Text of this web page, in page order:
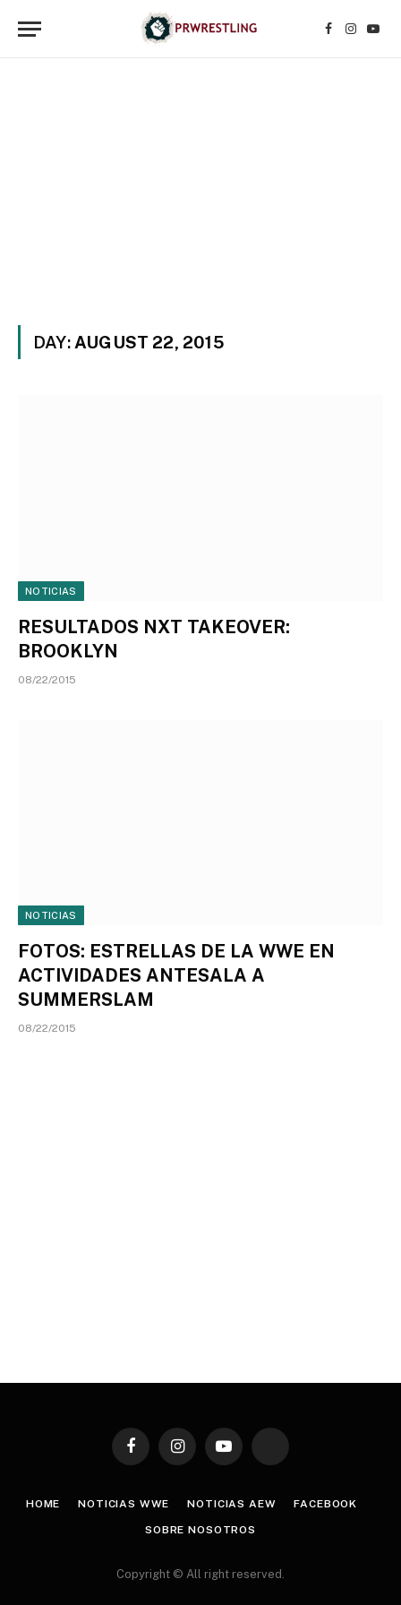
Facebook
DAY: AUGUST 22, 2015
NOTICIAS
RESULTADOS NXT TAKEOVER:
BROOKLYN
08/22/2015
NOTICIAS
FOTOS: ESTRELLAS DE LA WWE EN
ACTIVIDADES ANTESALA A
SUMMERSLAM
08/22/2015
FacebookInstagramYouTube TikTok
HOME NOTICIAS WWE NOTICIAS AEW FACEBOOK
SOBRE NOSOTROS
Copyright © All right reserved.